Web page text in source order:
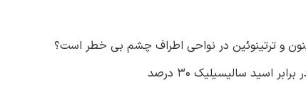
و ترتینوئین در نواحی اطراف چشم بی خطر است؟